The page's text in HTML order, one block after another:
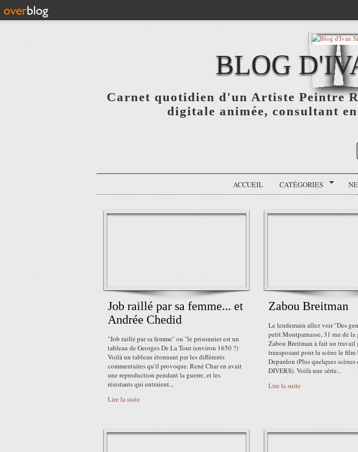
BLOG
Carnet quotidien d'un Artiste Peintre
digitale animée, consultant
ACCUEIL CATÉGORIES
Job raillé par sa femme... et
Andrée Chedid
"Job raillé par sa femme" ou "le prisonnier est un
tableau de Georges De La Tour (environ 1650 ?)
Voilà un tableau étonnant par les différents
commentaires qu'il provoque. René Char en avait
une reproduction pendant la guerre, et les
résistants qui entraient...
Lire la suite
Zabou Breitman
Le lendemain allez voir "Des
petit Montparnasse, 31 rue de la
Zabou Breitman à fait un travail
transposant pour la scène le film
Depardon (Plus quelques scènes
DIVERS). Voilà une série...
Lire la suite